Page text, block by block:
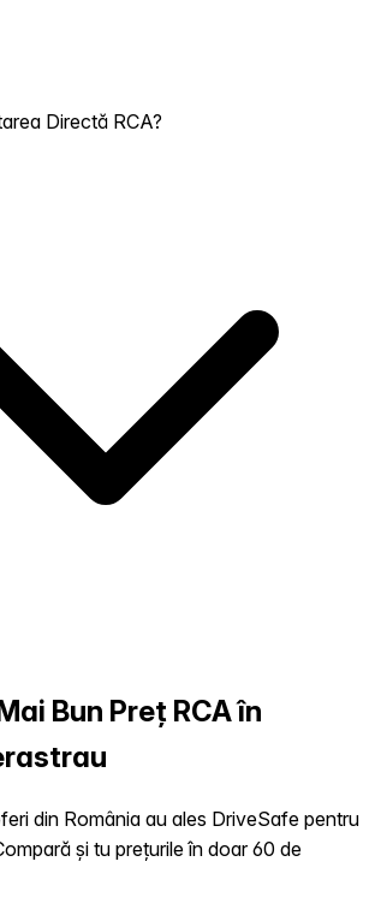
Directă RCA?
Bun Preț RCA în
din România au ales DriveSafe pentru
și tu prețurile în doar 60 de